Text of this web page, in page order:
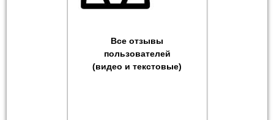
Все отзывы
пользователей
(видео и текстовые)